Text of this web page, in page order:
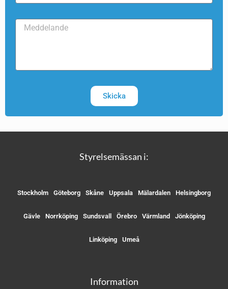
Skicka
Styrelsemässan i:
Stockholm Göteborg Skåne Uppsala Mälardalen Helsingborg
Gävle Norrköping Sundsvall Örebro Värmland Jönköping
Linköping Umeå
Information